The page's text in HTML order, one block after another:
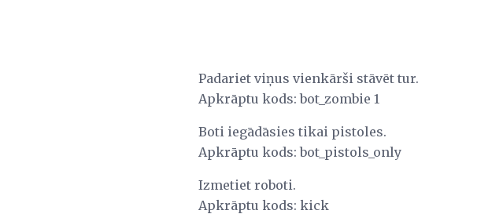
Padariet viņus vienkārši stāvēt tur.
Apkrāptu kods: bot_zombie 1
Boti iegādāsies tikai pistoles.
Apkrāptu kods: bot_pistols_only
Izmetiet roboti.
Apkrāptu kods: kick